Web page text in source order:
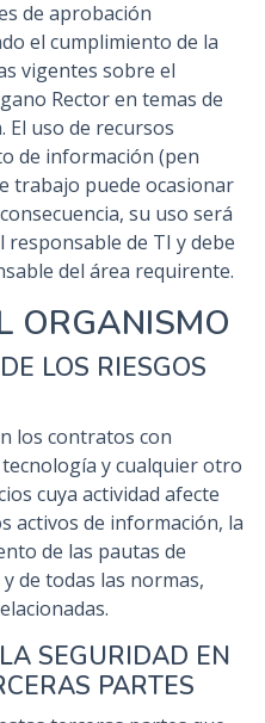
de aprobación
el cumplimiento de la
vigentes sobre el
Rector en temas de
uso de recursos
de información (pen
trabajo puede ocasionar
su uso será
responsable de TI y debe
del área requirente.
ORGANISMO
LOS RIESGOS
los contratos con
y cualquier otro
cuya actividad afecte
activos de información, la
de las pautas de
de todas las normas,
SEGURIDAD EN
PARTES